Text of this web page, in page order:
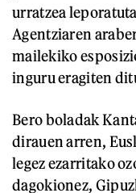
urratzea
Agentziaren
mailekiko
inguru eragiten
Bero boladak
dirauen arren,
legez ezarritako
dagokionez,